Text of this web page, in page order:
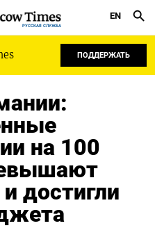
РУССКАЯ СЛУЖБА
EN
ПОДДЕРЖАТЬ
на 100
достигли